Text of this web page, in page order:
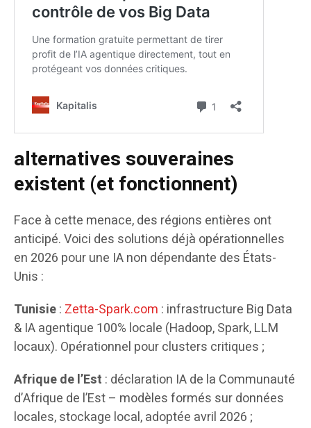
alternatives souveraines
existent (et fonctionnent)
Face à cette menace, des régions entières ont
anticipé. Voici des solutions déjà opérationnelles
en 2026 pour une IA non dépendante des États-
Unis :
Tunisie: Zetta-Spark.com : infrastructure Big Data
& IA agentique 100% locale (Hadoop, Spark, LLM
locaux). Opérationnel pour clusters critiques ;
Afrique de l’Est : déclaration IA de la Communauté
d’Afrique de l’Est – modèles formés sur données
locales, stockage local, adoptée avril 2026 ;